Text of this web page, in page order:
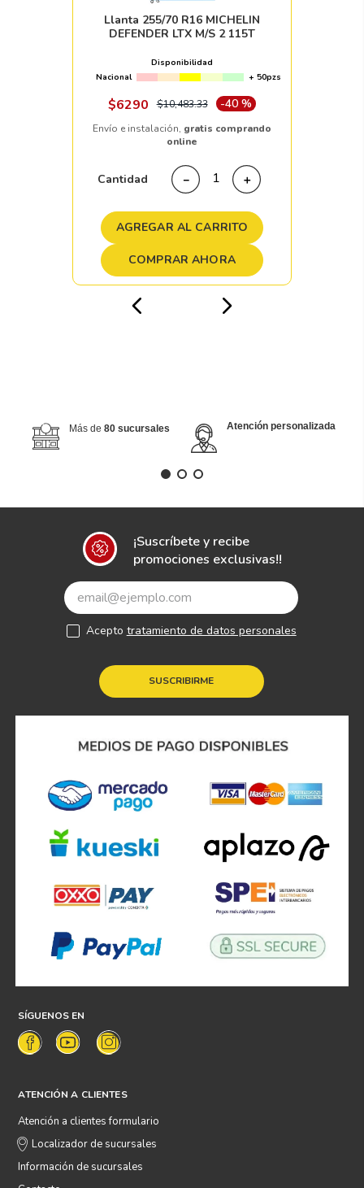
Llanta 255/70 R16 MICHELIN
DEFENDER LTX M/S 2 115T
Disponibilidad
Nacional
+ 50pzs
$6290 $10,483.33 -40 %
Envío e instalación, gratis comprando
online
Cantidad ＋
－
AGREGAR AL CARRITO
COMPRAR AHORA
Más de 80 sucursales Atención personalizada
¡Suscríbete y recibe
promociones exclusivas!!
SUSCRIBIRME
Acepto tratamiento de datos personales
SÍGUENOS EN
ATENCIÓN A CLIENTES
Atención a clientes formulario
Localizador de sucursales
Información de sucursales